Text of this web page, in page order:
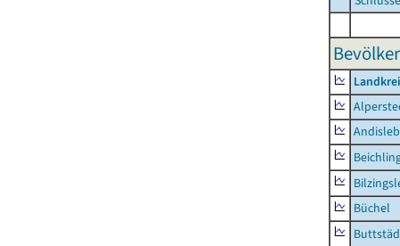
Büchel